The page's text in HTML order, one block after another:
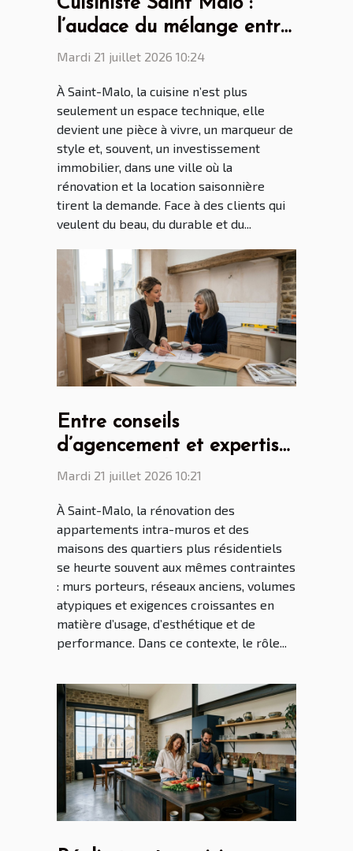
l’audace du mélange entre
design scandinave et
Mardi 21 juillet 2026 10:24
À Saint-Malo, la cuisine n’est plus
seulement un espace technique, elle
devient une pièce à vivre, un marqueur de
style et, souvent, un investissement
immobilier, dans une ville où la
rénovation et la location saisonnière
tirent la demande. Face à des clients qui
veulent du beau, du durable et du...
Entre conseils
d’agencement et expertise
: le rôle clé du cuisiniste
rénovation malouine
Mardi 21 juillet 2026 10:21
À Saint-Malo, la rénovation des
appartements intra-muros et des
maisons des quartiers plus résidentiels
se heurte souvent aux mêmes contraintes
: murs porteurs, réseaux anciens, volumes
atypiques et exigences croissantes en
matière d’usage, d’esthétique et de
performance. Dans ce contexte, le rôle...